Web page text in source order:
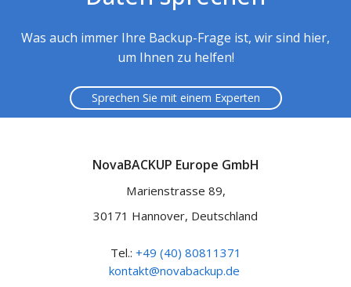
Was auch immer Ihre Backup-Frage ist, wir sind hier,
um Ihnen zu helfen!
Sprechen Sie mit einem Experten
NovaBACKUP Europe GmbH
Marienstrasse 89,
30171 Hannover, Deutschland
Tel.: +49 (40) 80811371
kontakt@novabackup.de